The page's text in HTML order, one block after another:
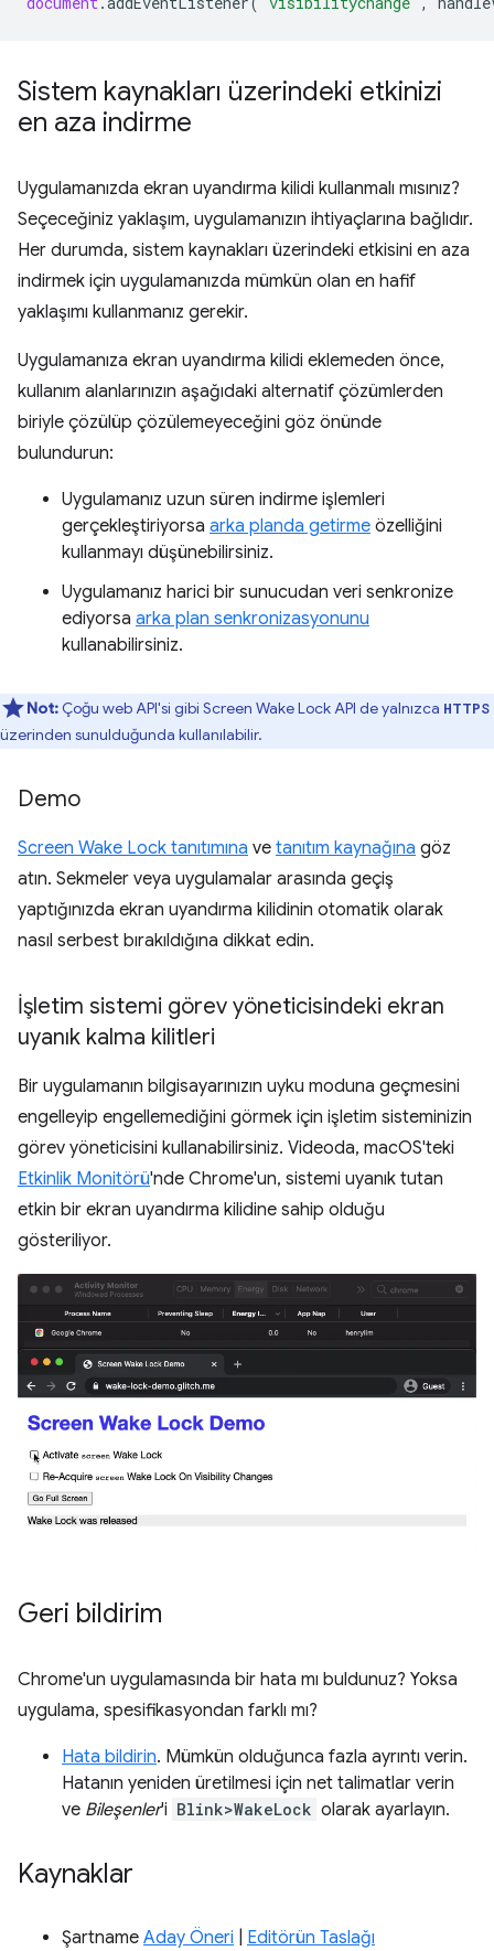
Sistem kaynakları üzerindeki etkinizi
en aza indirme
Uygulamanızda ekran uyandırma kilidi kullanmalı mısınız?
Seçeceğiniz yaklaşım, uygulamanızın ihtiyaçlarına bağlıdır.
Her durumda, sistem kaynakları üzerindeki etkisini en aza
indirmek için uygulamanızda mümkün olan en hafif
yaklaşımı kullanmanız gerekir.
Uygulamanıza ekran uyandırma kilidi eklemeden önce,
kullanım alanlarınızın aşağıdaki alternatif çözümlerden
biriyle çözülüp çözülemeyeceğini göz önünde
bulundurun:
Uygulamanız uzun süren indirme işlemleri
gerçekleştiriyorsa arka planda getirme özelliğini
kullanmayı düşünebilirsiniz.
Uygulamanız harici bir sunucudan veri senkronize
ediyorsa arka plan senkronizasyonunu
kullanabilirsiniz.
Not: Çoğu web API'si gibi Screen Wake Lock API de yalnızca HTTPS
üzerinden sunulduğunda kullanılabilir.
Demo
Screen Wake Lock tanıtımına ve tanıtım kaynağına göz
atın. Sekmeler veya uygulamalar arasında geçiş
yaptığınızda ekran uyandırma kilidinin otomatik olarak
nasıl serbest bırakıldığına dikkat edin.
İşletim sistemi görev yöneticisindeki ekran
uyanık kalma kilitleri
Bir uygulamanın bilgisayarınızın uyku moduna geçmesini
engelleyip engellemediğini görmek için işletim sisteminizin
görev yöneticisini kullanabilirsiniz. Videoda, macOS'teki
Etkinlik Monitörü'nde Chrome'un, sistemi uyanık tutan
etkin bir ekran uyandırma kilidine sahip olduğu
gösteriliyor.
Geri bildirim
Chrome'un uygulamasında bir hata mı buldunuz? Yoksa
uygulama, spesifikasyondan farklı mı?
Hata bildirin. Mümkün olduğunca fazla ayrıntı verin.
Hatanın yeniden üretilmesi için net talimatlar verin
ve Bileşenler'i Blink>WakeLock olarak ayarlayın.
Kaynaklar
Şartname Aday Öneri
Editörün Taslağı